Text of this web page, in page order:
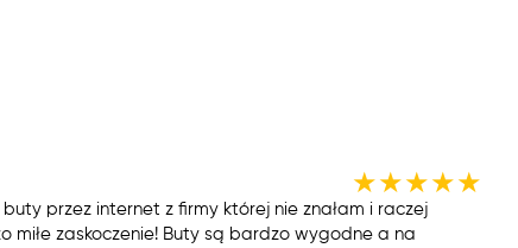
★★★★★
przez internet z firmy której nie znałam i raczej
miłe zaskoczenie! Buty są bardzo wygodne a na